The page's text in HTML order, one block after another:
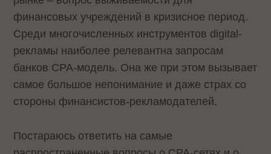
финансовых учреждений в кризисное период.
Среди многочисленных инструментов digital-
рекламы наиболее релевантна запросам
банков CPA-модель. Она же при этом вызывает
самое большое непонимание и даже страх со
стороны финансистов-рекламодателей.
Постараюсь ответить на самые